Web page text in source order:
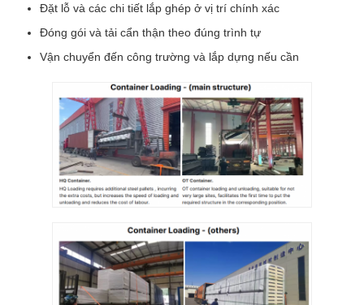
Đặt lỗ và các chi tiết lắp ghép ở vị trí chính xác
Đóng gói và tải cẩn thận theo đúng trình tự
Vận chuyển đến công trường và lắp dựng nếu cần